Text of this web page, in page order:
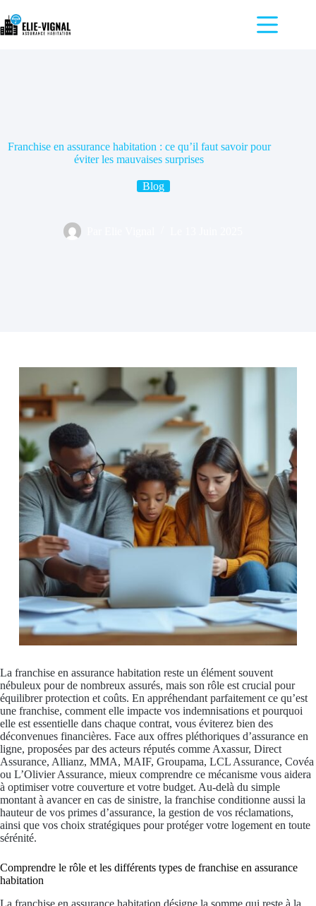
au
contenu
assurances
Franchise en assurance habitation : ce qu’il faut savoir pour
éviter les mauvaises surprises
Blog
La franchise en assurance habitation reste un élément souvent
nébuleux pour de nombreux assurés, mais son rôle est crucial pour
équilibrer protection et coûts. En appréhendant parfaitement ce qu’est
une franchise, comment elle impacte vos indemnisations et pourquoi
elle est essentielle dans chaque contrat, vous éviterez bien des
déconvenues financières. Face aux offres pléthoriques d’assurance en
ligne, proposées par des acteurs réputés comme Axassur, Direct
Assurance, Allianz, MMA, MAIF, Groupama, LCL Assurance, Covéa
ou L’Olivier Assurance, mieux comprendre ce mécanisme vous aidera
à optimiser votre couverture et votre budget. Au-delà du simple
montant à avancer en cas de sinistre, la franchise conditionne aussi la
hauteur de vos primes d’assurance, la gestion de vos réclamations,
ainsi que vos choix stratégiques pour protéger votre logement en toute
sérénité.
Comprendre le rôle et les différents types de franchise en assurance
habitation
La franchise en assurance habitation désigne la somme qui reste à la